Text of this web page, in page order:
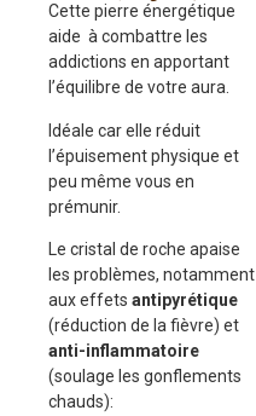
Cette pierre énergétique
aide à combattre les
addictions en apportant
l’équilibre de votre aura.
Idéale car elle réduit
l’épuisement physique et
peu même vous en
prémunir.
Le cristal de roche apaise
les problèmes, notamment
aux effets antipyrétique
(réduction de la fièvre) et
anti-inflammatoire
(soulage les gonflements
chauds):